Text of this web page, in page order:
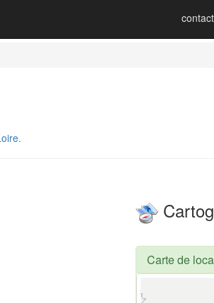
contact
Carte de